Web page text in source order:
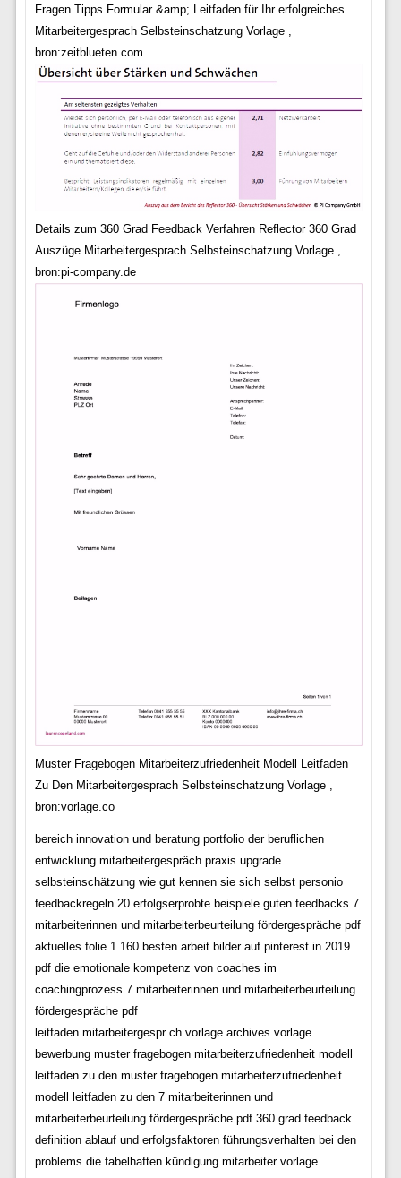
Fragen Tipps Formular &amp; Leitfaden für Ihr erfolgreiches
Mitarbeitergesprach Selbsteinschatzung Vorlage ,
bron:zeitblueten.com
Details zum 360 Grad Feedback Verfahren Reflector 360 Grad
Auszüge Mitarbeitergesprach Selbsteinschatzung Vorlage ,
bron:pi-company.de
Muster Fragebogen Mitarbeiterzufriedenheit Modell Leitfaden
Zu Den Mitarbeitergesprach Selbsteinschatzung Vorlage ,
bron:vorlage.co
bereich innovation und beratung portfolio der beruflichen
entwicklung mitarbeitergespräch praxis upgrade
selbsteinschätzung wie gut kennen sie sich selbst personio
feedbackregeln 20 erfolgserprobte beispiele guten feedbacks 7
mitarbeiterinnen und mitarbeiterbeurteilung fördergespräche pdf
aktuelles folie 1 160 besten arbeit bilder auf pinterest in 2019
pdf die emotionale kompetenz von coaches im
coachingprozess 7 mitarbeiterinnen und mitarbeiterbeurteilung
fördergespräche pdf
leitfaden mitarbeitergespr ch vorlage archives vorlage
bewerbung muster fragebogen mitarbeiterzufriedenheit modell
leitfaden zu den muster fragebogen mitarbeiterzufriedenheit
modell leitfaden zu den 7 mitarbeiterinnen und
mitarbeiterbeurteilung fördergespräche pdf 360 grad feedback
definition ablauf und erfolgsfaktoren führungsverhalten bei den
problems die fabelhaften kündigung mitarbeiter vorlage